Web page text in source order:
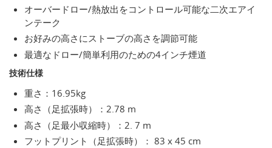
オーバードロー/熱放出をコントロール可能な二次エアイ
ンテーク
お好みの高さにストーブの高さを調節可能
最適なドロー/簡単利用のための4インチ煙道
技術仕様
重さ：16.95kg
高さ（足拡張時）：2.78 m
高さ（足最小収縮時）：2. 7 m
フットプリント（足拡張時）： 83 x 45 cm